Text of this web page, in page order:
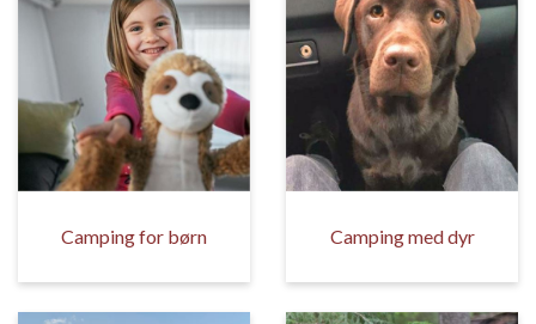
Camping for børn Camping med dyr